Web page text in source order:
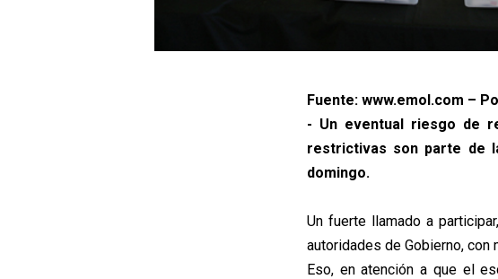
Fuente: www.emol.com –
- Un eventual riesgo de
restrictivas son parte de
domingo.
Un fuerte llamado a
autoridades de Gobierno,
Eso, en atención a que el